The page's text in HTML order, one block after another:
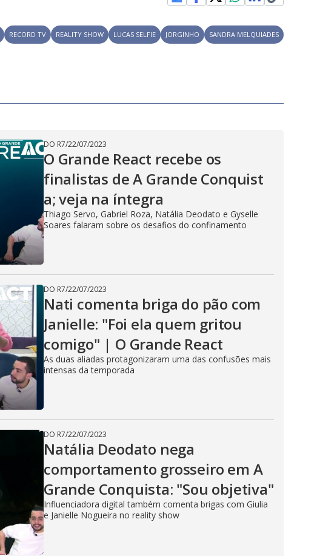
y
i
d
e
o
e
RECORD TV REALITY SHOW LUCAS SELFIE JORGINHO
SANDRA MELQUIADES
DO R7/22/07/2023
O Grande React recebe os
finalistas de A Grande Conquist
a; veja na íntegra
Thiago Servo, Gabriel Roza, Natália Deodato e Gyselle
Soares falaram sobre os desafios do confinamento
DO R7/22/07/2023
Nati comenta briga do pão com
Janielle: "Foi ela quem gritou
comigo" | O Grande React
As duas aliadas protagonizaram uma das confusões mais
intensas da temporada
DO R7/22/07/2023
Natália Deodato nega
comportamento grosseiro em A
Grande Conquista: "Sou objetiva"
Influenciadora digital também comenta brigas com Giulia
e Janielle Nogueira no reality show